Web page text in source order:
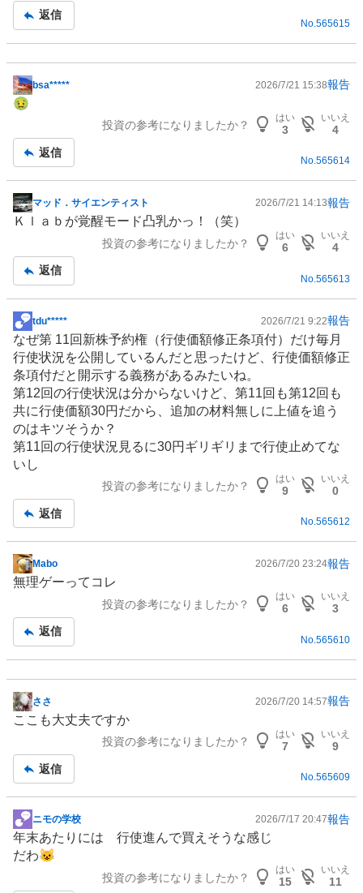
返信
No. 565615
掲
示
事
bsa***** 2026/7/21 15:38報告
🤢
投資の参考になりましたか？
はい
3
いいえ
4
返信
No.565614
掲
示
事
マッド．サイエンティスト 2026/7/21 14:13報告
Ｋｌａｂが覚醒モード凸乳かっ！（笑）
投資の参考になりましたか？
はい
6
いいえ
4
返信
No. 565613
掲
示
板
記
事
tdu***** 2026/7/21 9:22報告
なぜ第 11回新株予約権（行使価額修正条項付）だけ毎月
行使状況を公開しているんだと思ったけど、行使価額修正
条項付だと開示する義務があるみたいね。
第12回の行使状況は分からないけど、第11回も第12回も
共に行使価額30円だから、追加の材料無しに上値を追う
のはキツそうか？
第11回の行使状況見るに30円ギリギリまで行使止めてな
いし
投資の参考になりましたか？
はい
9
いいえ
0
返信
No.565612
掲
示
事
Mabo 2026/7/20 23:24報告
無理ゲーってコレ
投資の参考になりましたか？
はい
6
いいえ
3
返信
No. 565610
掲
示
事
ささ 2026/7/20 14:57報告
ここも大丈夫ですか
投資の参考になりましたか？
はい
7
いいえ
9
返信
No.565609
掲
示
板
ニモの学校 2026/7/17 20:47報告
年末あたりには 行使進んで買えそうな感じ
だわ😺
投資の参考になりましたか？
はい
15
いいえ
11